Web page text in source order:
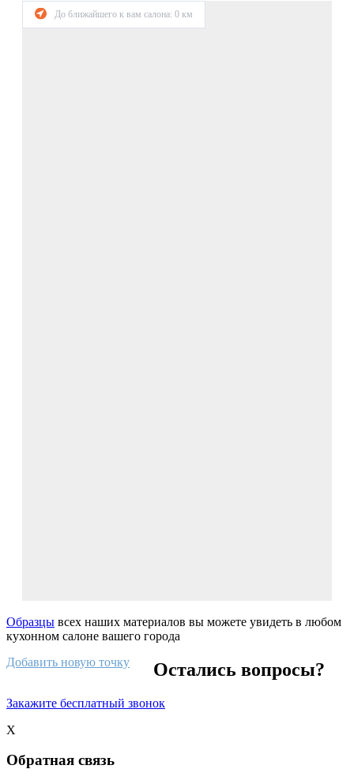
До ближайшего к вам салона: 0 км
Образцы всех наших материалов вы можете увидеть в любом
кухонном салоне вашего города
Добавить новую точку
Остались вопросы?
Закажите бесплатный звонок
X
Обратная связь